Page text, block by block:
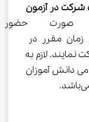
شرکت در آزمون
صورت
زمان مقرر در
لازم به
دانش آموزان